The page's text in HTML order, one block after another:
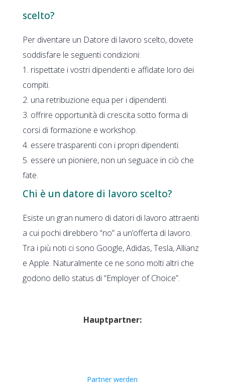
scelto?
Per diventare un Datore di lavoro scelto, dovete
soddisfare le seguenti condizioni:
1. rispettate i vostri dipendenti e affidate loro dei
compiti.
2. una retribuzione equa per i dipendenti.
3. offrire opportunità di crescita sotto forma di
corsi di formazione e workshop.
4. essere trasparenti con i propri dipendenti.
5. essere un pioniere, non un seguace in ciò che
fate.
Chi è un datore di lavoro scelto?
Esiste un gran numero di datori di lavoro attraenti
a cui pochi direbbero “no” a un’offerta di lavoro.
Tra i più noti ci sono Google, Adidas, Tesla, Allianz
e Apple. Naturalmente ce ne sono molti altri che
godono dello status di “Employer of Choice”.
Hauptpartner:
Partner werden